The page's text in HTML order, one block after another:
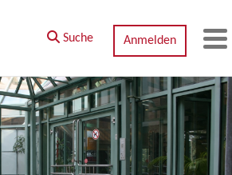
Suche Anmelden